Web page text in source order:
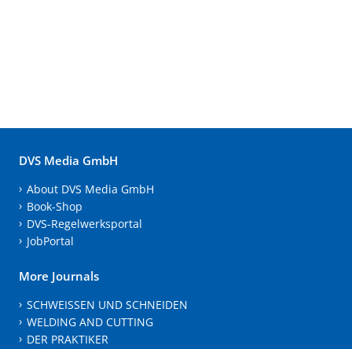
DVS Media GmbH
About DVS Media GmbH
Book-Shop
DVS-Regelwerksportal
JobPortal
More Journals
SCHWEISSEN UND SCHNEIDEN
WELDING AND CUTTING
DER PRAKTIKER